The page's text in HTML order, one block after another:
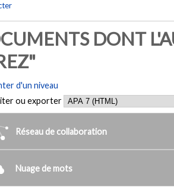
DONT
d'un niveau
ou exporter
Réseau de collaboration
Nuage de mots